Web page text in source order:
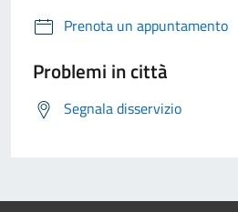
Prenota un appuntamento
Problemi in città
Segnala disservizio